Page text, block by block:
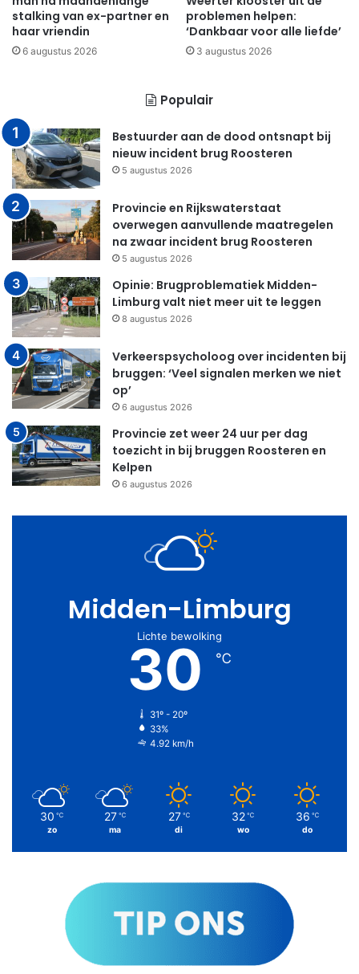
stalking van ex-partner en
haar vriendin
6 augustus 2026
problemen helpen:
‘Dankbaar voor alle liefde’
3 augustus 2026
Populair
Bestuurder aan de dood ontsnapt bij
nieuw incident brug Roosteren
5 augustus 2026
Provincie en Rijkswaterstaat
overwegen aanvullende maatregelen
na zwaar incident brug Roosteren
5 augustus 2026
Opinie: Brugproblematiek Midden-
Limburg valt niet meer uit te leggen
8 augustus 2026
Verkeerspsycholoog over incidenten bij
bruggen: ‘Veel signalen merken we niet
op’
6 augustus 2026
Provincie zet weer 24 uur per dag
toezicht in bij bruggen Roosteren en
Kelpen
6 augustus 2026
Midden-Limburg
Lichte bewolking
30 ℃
31º - 20º
33%
4.92 km/h
30 ℃
zo
27 ℃
ma
27 ℃
di
32 ℃
wo
36 ℃
do